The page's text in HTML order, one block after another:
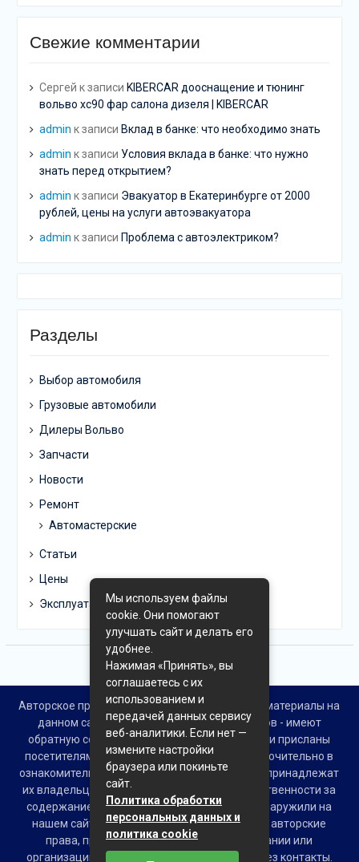
Свежие комментарии
Сергей к записи KIBERCAR дооснащение и тюнинг
вольво хс90 фар салона дизеля | KIBERCAR
admin к записи Вклад в банке: что необходимо знать
admin к записи Условия вклада в банке: что нужно
знать перед открытием?
admin к записи Эвакуатор в Екатеринбурге от 2000
рублей, цены на услуги автоэвакуатора
admin к записи Проблема с автоэлектриком?
Разделы
Выбор автомобиля
Грузовые автомобили
Дилеры Вольво
Запчасти
Новости
Ремонт
Автомастерские
Статьи
Цены
Эксплуатация
Авторское право © Все права защищены. Все материалы на
данном сайте взяты из открытых источников - имеют
обратную ссылку на материал в интернете или присланы
посетителями сайта и предоставляются исключительно в
ознакомительных целях. Права на материалы принадлежат
их владельцам. Администрация сайта ответственности за
содержание материала не несет. Если Вы обнаружили на
нашем сайте материалы, которые нарушают авторские
права, принадлежащие Вам, Вашей компании или
организации, пожалуйста, сообщите нам через контакты.
Мы используем файлы
cookie. Они помогают
улучшать сайт и делать его
удобнее.
Нажимая «Принять», вы
соглашаетесь с их
использованием и
передачей данных сервису
веб-аналитики. Если нет —
измените настройки
браузера или покиньте
сайт.
Политика обработки
персональных данных и
политика cookie